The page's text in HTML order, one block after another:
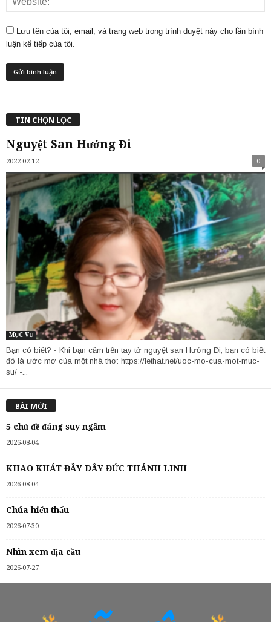
Lưu tên của tôi, email, và trang web trong trình duyệt này cho lần bình
luận kế tiếp của tôi.
TIN CHỌN LỌC
Nguyệt San Hướng Đi
2022-02-12 0
MỤC VỤ
Bạn có biết? - Khi bạn cầm trên tay tờ nguyệt san Hướng Đi, bạn có biết
đó là ước mơ của một nhà thơ: https://lethat.net/uoc-mo-cua-mot-muc-
su/ -...
BÀI MỚI
5 chủ đề đáng suy ngẫm
2026-08-04
KHAO KHÁT ĐẦY DẪY ĐỨC THÁNH LINH
2026-08-04
Chúa hiểu thấu
2026-07-30
Nhìn xem địa cầu
2026-07-27